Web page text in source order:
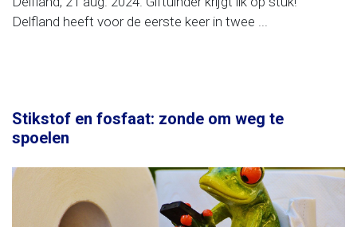
Delfland heeft voor de eerste keer in twee ...
Stikstof en fosfaat: zonde om weg te
spoelen